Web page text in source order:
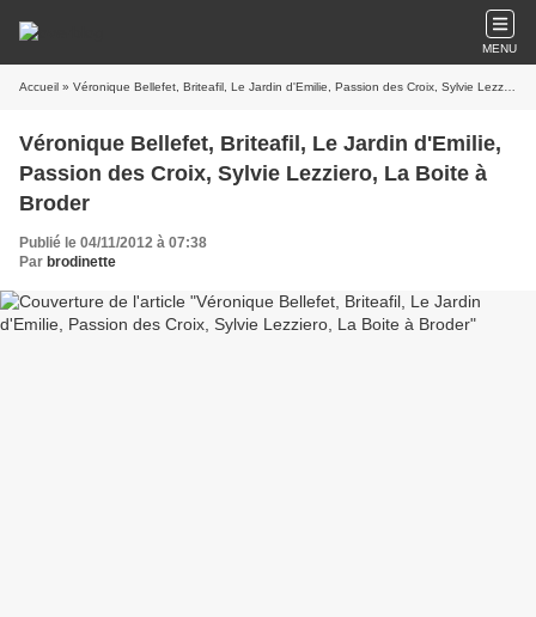
MENU
Accueil » Véronique Bellefet, Briteafil, Le Jardin d'Emilie, Passion des Croix, Sylvie Lezziero, La Boite à Broder
Véronique Bellefet, Briteafil, Le Jardin d'Emilie,
Passion des Croix, Sylvie Lezziero, La Boite à
Broder
Publié le 04/11/2012 à 07:38
Par brodinette